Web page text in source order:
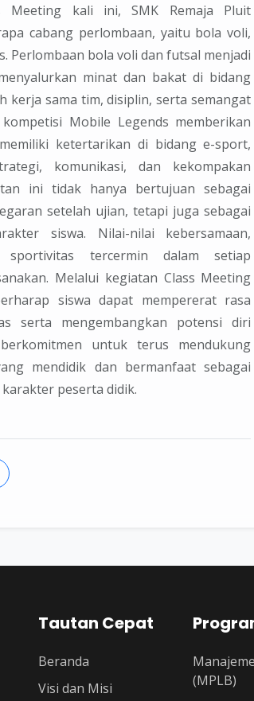
Meeting kali ini, SMK Remaja Pluit
cabang perlombaan, yaitu bola voli,
Perlombaan bola voli dan futsal menjadi
minat dan bakat di bidang
kerja sama tim, disiplin, serta semangat
Mobile Legends memberikan
ketertarikan di bidang e-sport,
komunikasi, dan kekompakan
ini tidak hanya bertujuan sebagai
setelah ujian, tetapi juga sebagai
siswa. Nilai-nilai kebersamaan,
tercermin dalam setiap
Melalui kegiatan Class Meeting
siswa dapat mempererat rasa
serta mengembangkan potensi diri
untuk terus mendukung
mendidik dan bermanfaat sebagai
peserta didik.
Tautan Cepat
Beranda
Visi dan Misi
(MPLB)